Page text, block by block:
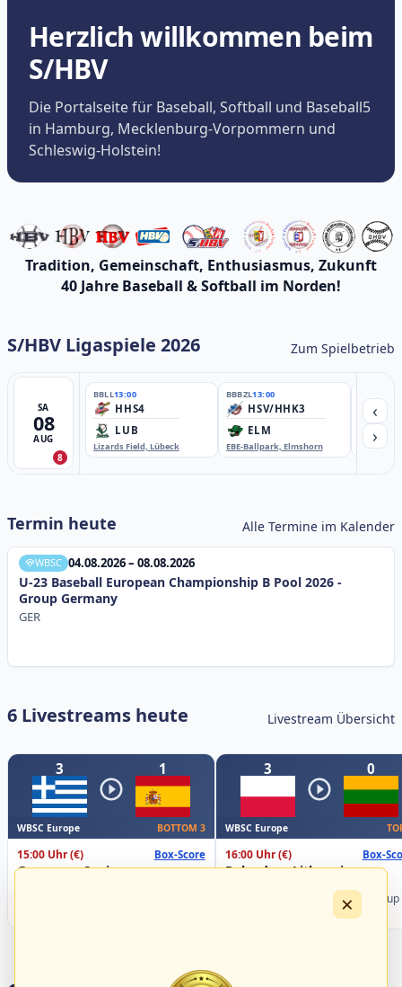
Herzlich willkommen beim
S/HBV
Die Portalseite für Baseball, Softball und Baseball5
in Hamburg, Mecklenburg-Vorpommern und
Schleswig-Holstein!
Tradition, Gemeinschaft, Enthusiasmus, Zukunft
40 Jahre Baseball & Softball im Norden!
S/HBV Ligaspiele 2026 Zum Spielbetrieb
SA
08
AUG
8
BBLL13:00
HHS4
LUB
Lizards Field, Lübeck
BBBZL13:00
HSV/HHK3
ELM
EBE-Ballpark, Elmshorn
‹
›
Termin heute Alle Termine im Kalender
WBSC 04.08.2026 – 08.08.2026
U-23 Baseball European Championship B Pool 2026 -
Group Germany
GER
6 Livestreams heute Livestream Übersicht
3 1
WBSC Europe BOTTOM 3
15:00 Uhr(€) Box-Score
Greece vs. Spain
3 0
WBSC Europe
16:00 Uhr(€) Box-
Poland vs. Lithuania
Championship B Pool 2026 - Group
×